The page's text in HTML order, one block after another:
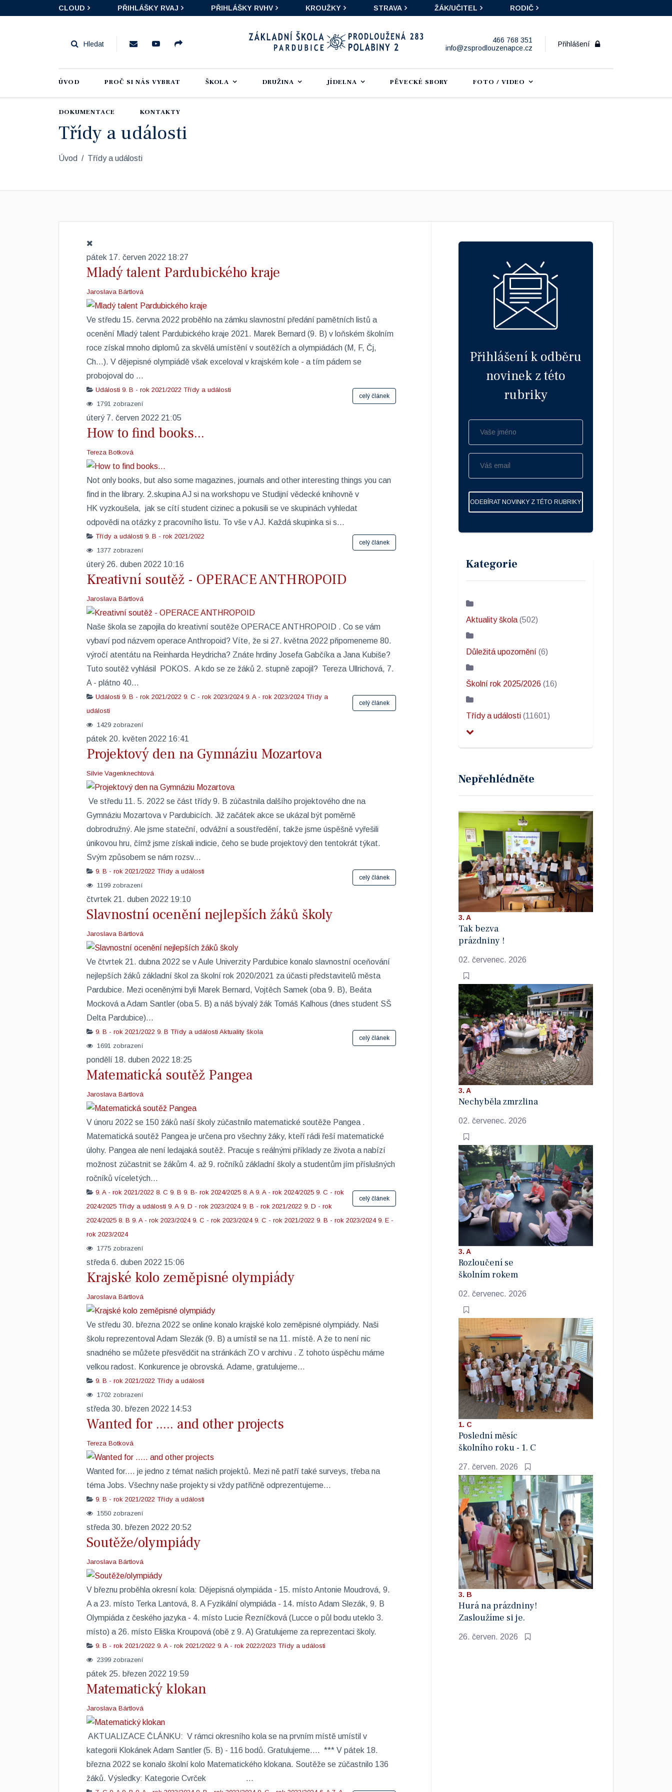
CLOUD PŘIHLÁŠKY RVAJ PŘIHLÁŠKY RVHV KROUŽKY STRAVA ŽÁK/UČITEL RODIČ
Přihlášení
466 768 351
info@zsprodlouzenapce.cz
ÚVOD PROČ SI NÁS VYBRAT ŠKOLA DRUŽINA JÍDELNA PĚVECKÉ SBORY FOTO / VIDEO
DOKUMENTACE KONTAKTY
Třídy a události
Úvod Třídy a události
pátek 17. červen 2022 18:27
Mladý talent Pardubického kraje
Jaroslava Bártlová
Ve středu 15. června 2022 proběhlo na zámku slavnostní předání pamětních listů a
ocenění Mladý talent Pardubického kraje 2021. Marek Bernard (9. B) v loňském školním
roce získal mnoho diplomů za skvělá umístění v soutěžích a olympiádách (M, F, Čj,
Ch...). V dějepisné olympiádě však exceloval v krajském kole - a tím pádem se
probojoval do ...
celý článek
Události 9. B - rok 2021/2022 Třídy a události
1791 zobrazení
úterý 7. červen 2022 21:05
How to find books...
Tereza Botková
Not only books, but also some magazines, journals and other interesting things you can
find in the library. 2.skupina AJ si na workshopu ve Studijní vědecké knihovně v
HK vyzkoušela, ​jak se cítí student cizinec a pokusili se ve skupinách vyhledat
odpovědi na otázky z pracovního listu. To vše v AJ. Každá skupinka si s...
celý článek
Třídy a události 9. B - rok 2021/2022
1377 zobrazení
úterý 26. duben 2022 10:16
Kreativní soutěž - OPERACE ANTHROPOID
Jaroslava Bártlová
Naše škola se zapojila do kreativní soutěže OPERACE ANTHROPOID ​. Co se vám
vybaví pod názvem operace Anthropoid? Víte, že si 27. května 2022 připomeneme 80.
výročí atentátu na Reinharda Heydricha? Znáte hrdiny Josefa Gabčíka a Jana Kubiše?
Tuto soutěž vyhlásil POKOS. ​ A kdo se ze žáků 2. stupně zapojil? ​ Tereza Ullrichová, 7.
A - plátno 40...
celý článek
Události 9. B - rok 2021/2022 9. C - rok 2023/2024 9. A - rok 2023/2024 Třídy a
události
1429 zobrazení
pátek 20. květen 2022 16:41
Projektový den na Gymnáziu Mozartova
Silvie Vagenknechtová
​ Ve středu 11. 5. 2022 se část třídy 9. B zúčastnila dalšího projektového dne na
Gymnáziu Mozartova v Pardubicích. Již začátek akce se ukázal být poměrně
dobrodružný. Ale jsme stateční, odvážní a soustředění, takže jsme úspěšně vyřešili
únikovou hru, čímž jsme získali indicie, čeho se bude projektový den tentokrát týkat.
Svým způsobem se nám rozsv...
celý článek
9. B - rok 2021/2022 Třídy a události
1199 zobrazení
čtvrtek 21. duben 2022 19:10
Slavnostní ocenění nejlepších žáků školy
Jaroslava Bártlová
Ve čtvrtek 21. dubna 2022 se v Aule Univerzity Pardubice konalo slavnostní oceňování
nejlepších žáků základní škol za školní rok 2020/2021 za účasti představitelů města
Pardubice. Mezi oceněnými byli Marek Bernard, Vojtěch Samek (oba 9. B), Beáta
Mocková a Adam Santler (oba 5. B) a náš bývalý žák Tomáš Kalhous (dnes student SŠ
Delta Pardubice)...
celý článek
9. B - rok 2021/2022 9. B Třídy a události Aktuality škola
1691 zobrazení
pondělí 18. duben 2022 18:25
Matematická soutěž Pangea
Jaroslava Bártlová
V únoru 2022 se 150 žáků naší školy zúčastnilo matematické soutěže Pangea .
Matematická soutěž Pangea je určena pro všechny žáky, kteří rádi řeší matematické
úlohy. Pangea ale není ledajaká soutěž. Pracuje s reálnými příklady ze života a nabízí
možnost zúčastnit se žákům 4. až 9. ročníků základní školy a studentům jím příslušných
ročníků víceletých...
celý článek
9. A - rok 2021/2022 8. C 9. B 9. B- rok 2024/2025 8. A 9. A - rok 2024/2025 9. C - rok
2024/2025 Třídy a události 9. A 9. D - rok 2023/2024 9. B - rok 2021/2022 9. D - rok
2024/2025 8. B 9. A - rok 2023/2024 9. C - rok 2023/2024 9. C - rok 2021/2022 9. B - rok 2023/2024 9. E -
rok 2023/2024
1775 zobrazení
středa 6. duben 2022 15:06
Krajské kolo zeměpisné olympiády
Jaroslava Bártlová
​Ve středu 30. března 2022 se online konalo krajské kolo zeměpisné olympiády. Naši
školu reprezentoval Adam Slezák (9. B) a umístil se na 11. místě. A že to není nic
snadného se můžete přesvědčit na stránkách ZO v archivu . Z tohoto úspěchu máme
velkou radost. Konkurence je obrovská. Adame, gratulujeme...
9. B - rok 2021/2022 Třídy a události
1702 zobrazení
středa 30. březen 2022 14:53
Wanted for ..... and other projects
Tereza Botková
Wanted for.... je jedno z témat našich projektů. Mezi ně patří také surveys, třeba na
téma Jobs. Všechny naše projekty si vždy patřičně odprezentujeme... ​
9. B - rok 2021/2022 Třídy a události
1550 zobrazení
středa 30. březen 2022 20:52
Soutěže/olympiády
Jaroslava Bártlová
V březnu proběhla okresní kola: Dějepisná olympiáda - 15. místo Antonie Moudrová, 9.
A a 23. místo Terka Lantová, 8. A Fyzikální olympiáda - 14. místo Adam Slezák, 9. B
Olympiáda z českého jazyka - 4. místo Lucie Řezníčková (Lucce o půl bodu uteklo 3.
místo) a 26. místo Eliška Kroupová (obě z 9. A) Gratulujeme za reprezentaci školy.​
9. B - rok 2021/2022 9. A - rok 2021/2022 9. A - rok 2022/2023 Třídy a události
2399 zobrazení
pátek 25. březen 2022 19:59
Matematický klokan
Jaroslava Bártlová
​ AKTUALIZACE ČLÁNKU: V rámci okresního kola se na prvním místě umístil v
kategorii Klokánek Adam Santler (5. B) - 116 bodů. Gratulujeme.... ​ ***​ V pátek 18.
března 2022 se konalo školní kolo Matematického klokana. Soutěže se zúčastnilo 136
žáků. Výsledky: Kategorie Cvrček ...
Přihlášení k odběru
novinek z této
rubriky
ODEBÍRAT NOVINKY Z TÉTO RUBRIKY
Kategorie
Aktuality škola (502)
Důležitá upozornění (6)
Školní rok 2025/2026 (16)
Třídy a události (11601)
Nepřehlédněte
3. A
Tak bezva
prázdniny !
02. červenec. 2026
3. A
Nechyběla zmrzlina
02. červenec. 2026
3. A
Rozloučení se
školním rokem
02. červenec. 2026
1. C
Poslední měsíc
školního roku - 1. C
27. červen. 2026
3. B
Hurá na prázdniny!
Zasloužíme si je.
26. červen. 2026